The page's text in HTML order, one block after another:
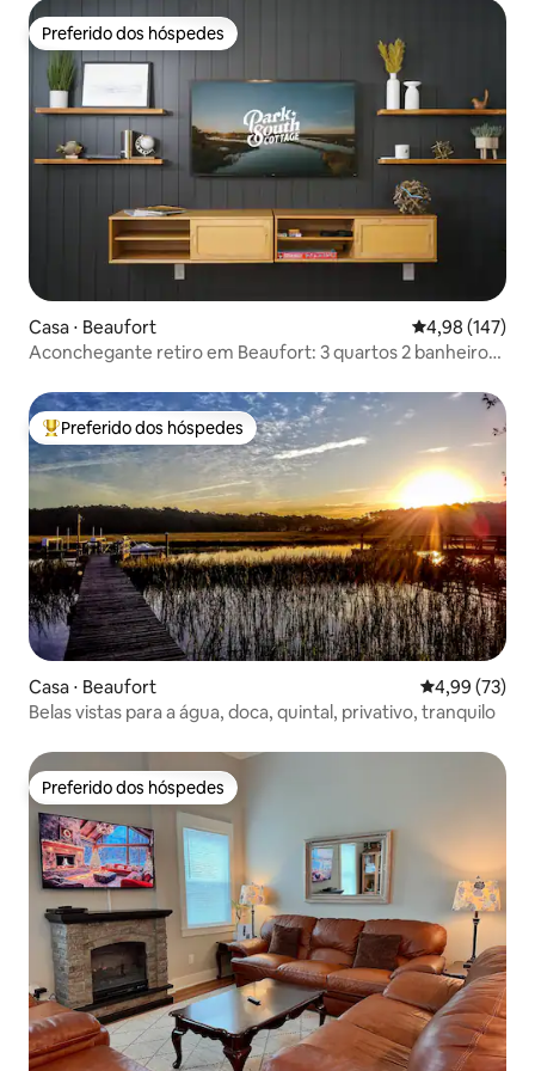
Preferido dos hóspedes
Preferido dos hóspedes
Casa ⋅ Beaufort 4,98 de uma
4,98 (147)
Aconchegante retiro em Beaufort: 3 quartos 2 banheiros |
Entre os melhores preferidos dos hóspedes
Preferido dos hóspedes
Casa ⋅ Beaufort 4,99 de uma
4,99 (73)
Belas vistas para a água, doca, quintal, privativo, tranquilo
Preferido dos hóspedes
Preferido dos hóspedes